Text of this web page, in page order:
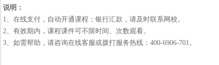
说明：
1、在线支付，自动开通课程；银行汇款，请及时联系网校。
2、有效期内，课程课件可不限时间、次数观看。
3、如需帮助，请咨询在线客服或拨打服务热线：400-6906-701。